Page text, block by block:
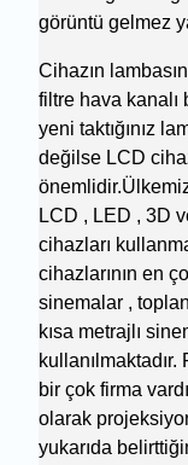
görüntü gelmez
Cihazın
filtre hava kanalı
yeni taktığınız
değilse LCD
LCD , LED , 3D
cihazları
cihazlarının en
sinemalar ,
kısa metrajlı
bir çok firma
olarak
yukarıda